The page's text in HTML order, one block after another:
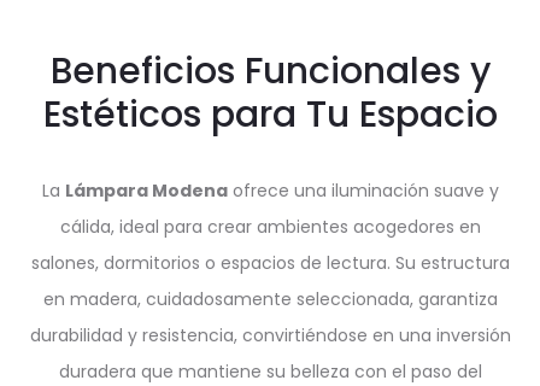
Beneficios Funcionales y
Estéticos para Tu Espacio
La Lámpara Modenaofrece una iluminación suave y
cálida, ideal para crear ambientes acogedores en
salones, dormitorios o espacios de lectura. Su estructura
en madera, cuidadosamente seleccionada, garantiza
durabilidad y resistencia, convirtiéndose en una inversión
duradera que mantiene su belleza con el paso del